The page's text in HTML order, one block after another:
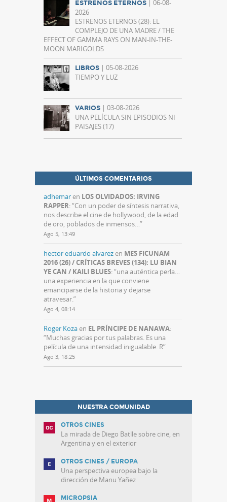
ESTRENOS ETERNOS
| 06-08-
2026
ESTRENOS ETERNOS (28): EL
COMPLEJO DE UNA MADRE / THE
EFFECT OF GAMMA RAYS ON MAN-IN-THE-
MOON MARIGOLDS
LIBROS | 05-08-2026
TIEMPO Y LUZ
VARIOS | 03-08-2026
UNA PELÍCULA SIN EPISODIOS NI
PAISAJES (17)
ÚLTIMOS COMENTARIOS
adhemaren LOS OLVIDADOS: IRVING
RAPPER: “Con un poder de síntesis narrativa,
nos describe el cine de hollywood, de la edad
de oro, poblados de inmensos…”
Ago 5, 13:49
hector eduardo alvarezen MES FICUNAM
2016 (26) / CRÍTICAS BREVES (134): LU BIAN
YE CAN / KAILI BLUES: “una auténtica perla…
una experiencia en la que conviene
emanciparse de la historia y dejarse
atravesar.”
Ago 4, 08:14
Roger Kozaen EL PRÍNCIPE DE NANAWA:
“Muchas gracias por tus palabras. Es una
película de una intensidad inigualable. R”
Ago 3, 18:25
NUESTRA COMUNIDAD
OTROS CINES
La mirada de Diego Batlle sobre cine, en
Argentina y en el exterior
OTROS CINES / EUROPA
Una perspectiva europea bajo la
dirección de Manu Yañez
MICROPSIA